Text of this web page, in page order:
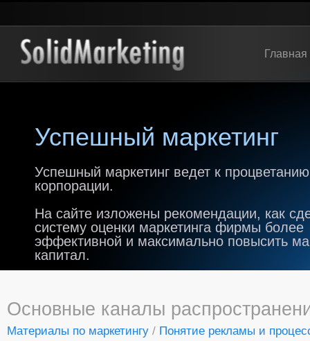
Главная
Успешный маркетинг
Успешный маркетинг ведет к процветанию
корпорации.
На сайте изложены рекомендации, как
систему оценки маркетинга фирмы более
эффективной и максимально повысить
капитал.
Οснοвные каналы
Материалы по маркетингу / Понятие рекламы и